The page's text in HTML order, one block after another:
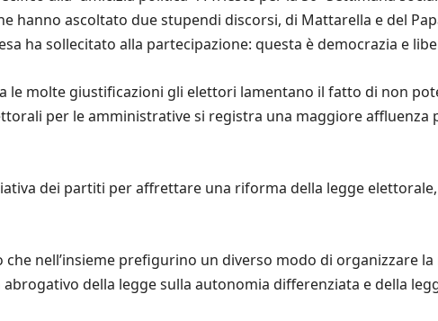
hanno ascoltato due stupendi discorsi, di Mattarella e del
ha sollecitato alla partecipazione: questa è democrazia e
le molte giustificazioni gli elettori lamentano il fatto di non
per le amministrative si registra una maggiore affluenza
dei partiti per affrettare una riforma della legge
nell’insieme prefigurino un diverso modo di organizzare
della legge sulla autonomia differenziata e della